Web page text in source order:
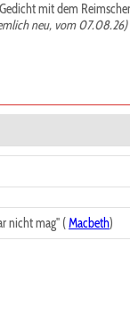
mit dem
neu, vom 07.08.26)
nicht mag" (Macbeth)